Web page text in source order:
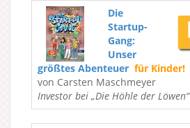
Die
Startup-
Gang:
Unser
größtes Abenteuer für Kinder!
von Carsten Maschmeyer
Investor bei „Die Höhle der Löwen“